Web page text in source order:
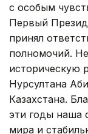
с особым
Первый
принял
полномочий.
историческую
Нурсултана
Казахстана.
эти годы наша
мира и